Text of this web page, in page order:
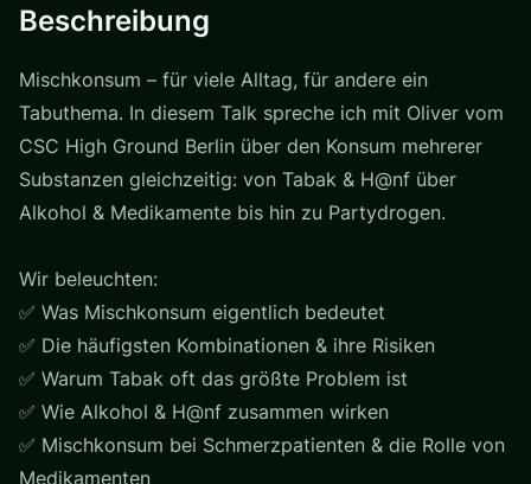
Beschreibung
Mischkonsum – für viele Alltag, für andere ein
Tabuthema. In diesem Talk spreche ich mit Oliver vom
CSC High Ground Berlin über den Konsum mehrerer
Substanzen gleichzeitig: von Tabak & H@nf über
Alkohol & Medikamente bis hin zu Partydrogen.
Wir beleuchten:
✅ Was Mischkonsum eigentlich bedeutet
✅ Die häufigsten Kombinationen & ihre Risiken
✅ Warum Tabak oft das größte Problem ist
✅ Wie Alkohol & H@nf zusammen wirken
✅ Mischkonsum bei Schmerzpatienten & die Rolle von
Medikamenten